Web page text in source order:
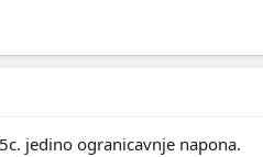
jedino ogranicavnje napona.